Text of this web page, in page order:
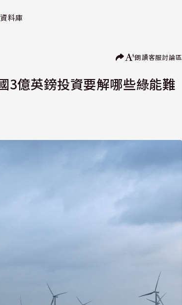
資料庫
朗讀客服討論區
3億英鎊投資要解哪些綠能難